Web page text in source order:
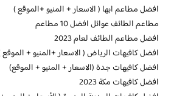
افضل مطاعم ابها ( الاسعار + المنيو +الموقع )
مطاعم الطائف عوائل افضل 10 مطاعم
افضل مطاعم الطائف لعام 2023
افضل كافيهات الرياض ( الاسعار +المنيو +
افضل كافيهات جدة (الاسعار + المنيو + الموقع)
افضل كافيهات مكة 2023